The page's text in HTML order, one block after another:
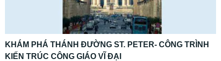
KHÁM PHÁ THÁNH ĐƯỜNG ST. PETER- CÔNG TRÌNH
KIẾN TRÚC CÔNG GIÁO VĨ ĐẠI